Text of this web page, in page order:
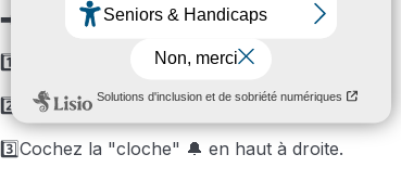
➡️
Téléchargez l’applicationsur Android et iOS
1️⃣Rendez-vous dans le menu « Horaires »
2️⃣Sélectionnez votre ligne
3️⃣Cochez la "cloche" 🔔 en haut à droite.